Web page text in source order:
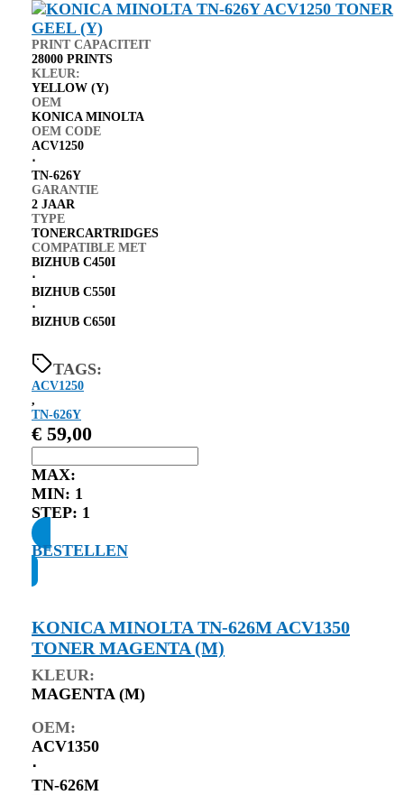
PRINT CAPACITEIT
28000 PRINTS
KLEUR:
YELLOW (Y)
OEM
KONICA MINOLTA
OEM CODE
ACV1250
⋅
TN-626Y
GARANTIE
2 JAAR
TYPE
TONERCARTRIDGES
COMPATIBLE MET
BIZHUB C450I
⋅
BIZHUB C550I
⋅
BIZHUB C650I
TAGS:
ACV1250
,
TN-626Y
€ 59,00
MAX:
MIN: 1
STEP: 1
BESTELLEN
KONICA MINOLTA TN-626M ACV1350
TONER MAGENTA (M)
KLEUR:
MAGENTA (M)
OEM:
ACV1350
⋅
TN-626M